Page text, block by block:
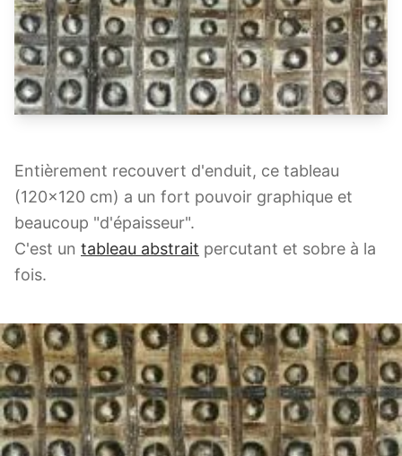
Entièrement recouvert d'enduit, ce tableau
(120x120 cm) a un fort pouvoir graphique et
beaucoup "d'épaisseur".
C'est un tableau abstrait percutant et sobre à la
fois.